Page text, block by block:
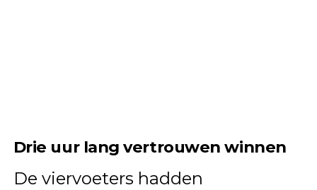
Drie uur lang vertrouwen winnen
De viervoeters hadden